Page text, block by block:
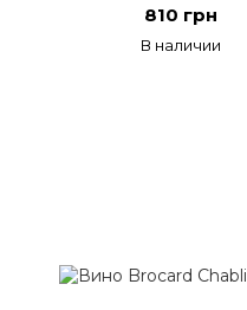
810 грн
В наличии